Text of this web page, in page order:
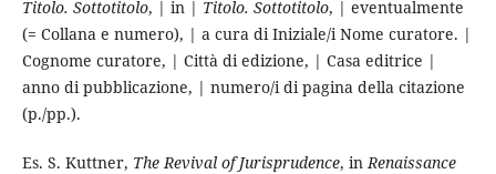
Titolo. Sottotitolo, | in | Titolo. Sottotitolo, | eventualmente
(= Collana e numero), | a cura di Iniziale/i Nome curatore. |
Cognome curatore, | Città di edizione, | Casa editrice |
anno di pubblicazione, | numero/i di pagina della citazione
(p./pp.).
Es. S. Kuttner, The Revival of Jurisprudence, in Renaissance